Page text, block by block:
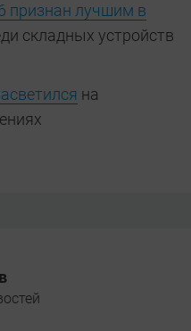
признан лучшим в
складных устройств
на